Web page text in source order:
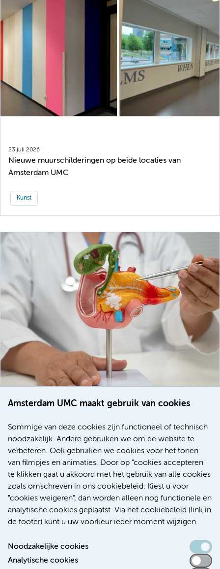
Amsterdam UMC maakt gebruik van cookies
Sommige van deze cookies zijn functioneel of technisch
noodzakelijk. Andere gebruiken we om de website te
verbeteren. Ook gebruiken we cookies voor het tonen
van filmpjes en animaties. Door op "cookies accepteren"
te klikken gaat u akkoord met het gebruik van alle cookies
zoals omschreven in ons cookiebeleid. Kiest u voor
"cookies weigeren", dan worden alleen nog functionele en
analytische cookies geplaatst. Via het cookiebeleid (link in
de footer) kunt u uw voorkeur ieder moment wijzigen.
Noodzakelijke cookies
Analytische cookies
23 juli 2026
Nieuwe muurschilderingen op beide locaties van
Amsterdam UMC
Kunst
voor patiënten met alvleesklierkanker verbeteren
Kanker Internationaal
Meer